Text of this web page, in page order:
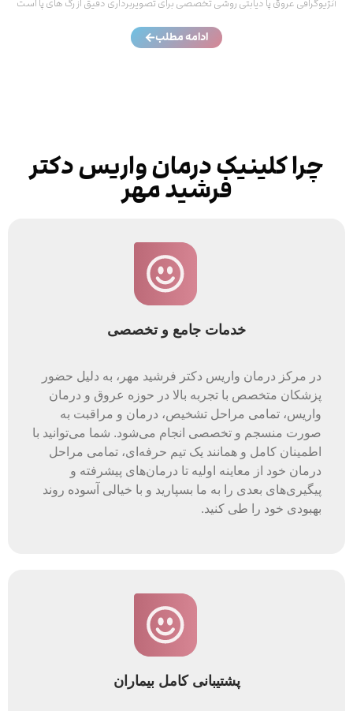
آنژیوگرافی عروق پا دیابتی روشی تخصصی برای تصویربرداری دقیق از رگ‌ های پا است
ادامه مطلب
چرا کلینیک درمان واریس دکتر
فرشید مهر
خدمات جامع و تخصصی
در مرکز درمان واریس دکتر فرشید مهر، به دلیل حضور
پزشکان متخصص با تجربه بالا در حوزه عروق و درمان
واریس، تمامی مراحل تشخیص، درمان و مراقبت به
صورت منسجم و تخصصی انجام می‌شود. شما می‌توانید با
اطمینان کامل و همانند یک تیم حرفه‌ای، تمامی مراحل
درمان خود از معاینه اولیه تا درمان‌های پیشرفته و
پیگیری‌های بعدی را به ما بسپارید و با خیالی آسوده روند
بهبودی خود را طی کنید.
پشتیبانی کامل بیماران